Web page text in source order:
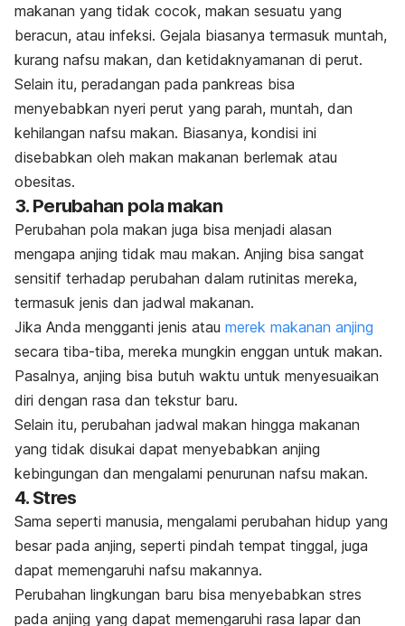
makanan yang tidak cocok, makan sesuatu yang
beracun, atau infeksi. Gejala biasanya termasuk muntah,
kurang nafsu makan, dan ketidaknyamanan di perut.
Selain itu, peradangan pada pankreas bisa
menyebabkan nyeri perut yang parah, muntah, dan
kehilangan nafsu makan. Biasanya, kondisi ini
disebabkan oleh makan makanan berlemak atau
obesitas.
3. Perubahan pola makan
Perubahan pola makan juga bisa menjadi alasan
mengapa anjing tidak mau makan. Anjing bisa sangat
sensitif terhadap perubahan dalam rutinitas mereka,
termasuk jenis dan jadwal makanan.
Jika Anda mengganti jenis atau merek makanan anjing
secara tiba-tiba, mereka mungkin enggan untuk makan.
Pasalnya, anjing bisa butuh waktu untuk menyesuaikan
diri dengan rasa dan tekstur baru.
Selain itu, perubahan jadwal makan hingga makanan
yang tidak disukai dapat menyebabkan anjing
kebingungan dan mengalami penurunan nafsu makan.
4. Stres
Sama seperti manusia, mengalami perubahan hidup yang
besar pada anjing, seperti pindah tempat tinggal, juga
dapat memengaruhi nafsu makannya.
Perubahan lingkungan baru bisa menyebabkan stres
pada anjing yang dapat memengaruhi rasa lapar dan